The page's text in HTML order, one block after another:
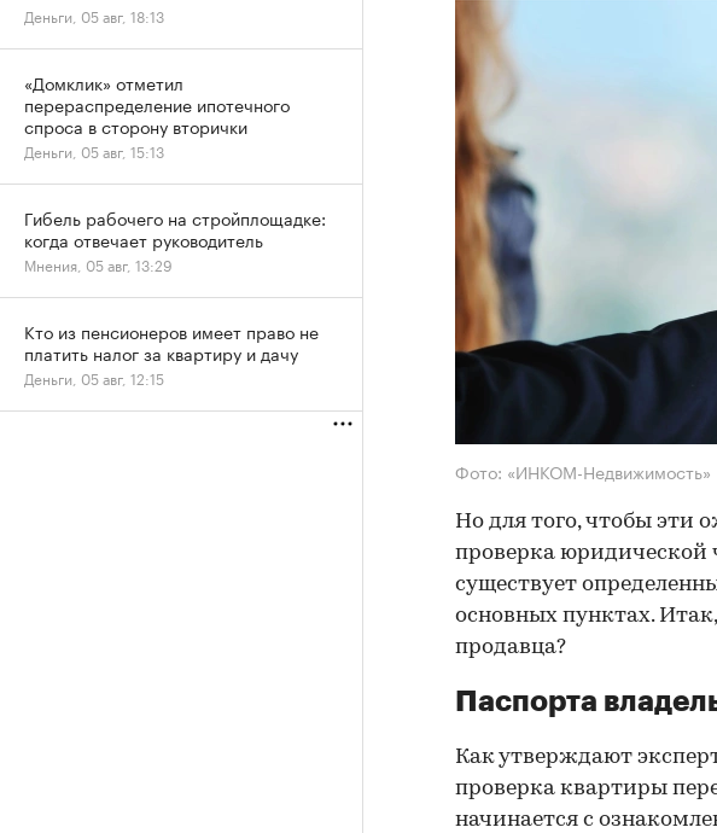
Фото: «ИНКОМ-Недвижимость»
Но для того, чтобы эти
проверка юридической
существует
основных пунктах.
продавца?
Паспорта
Как утверждают
проверка квартиры
начинается с
Деньги, 05 авг, 18:13
«Домклик» отметил
перераспределение ипотечного
спроса в сторону вторички
Деньги, 05 авг, 15:13
Гибель рабочего на стройплощадке:
когда отвечает руководитель
Мнения, 05 авг, 13:29
Кто из пенсионеров имеет право не
платить налог за квартиру и дачу
Деньги, 05 авг, 12:15